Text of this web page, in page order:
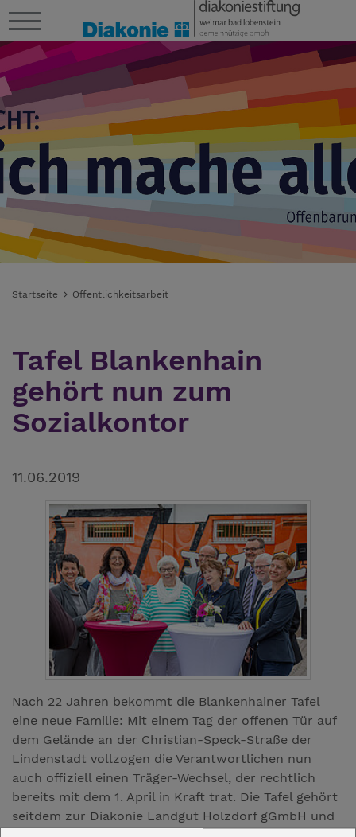
Startseite Öffentlichkeitsarbeit
Tafel Blankenhain
gehört nun zum
Sozialkontor
11.06.2019
Nach 22 Jahren bekommt die Blankenhainer Tafel
eine neue Familie: Mit einem Tag der offenen Tür auf
dem Gelände an der Christian-Speck-Straße der
Lindenstadt vollzogen die Verantwortlichen nun
auch offiziell einen Träger-Wechsel, der rechtlich
bereits mit dem 1. April in Kraft trat. Die Tafel gehört
seitdem zur Diakonie Landgut Holzdorf gGmbH und